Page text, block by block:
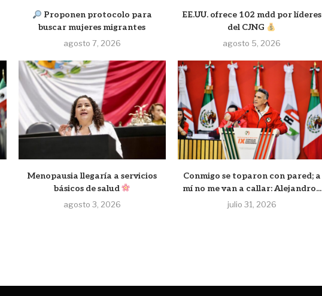
Proponen protocolo para
buscar mujeres migrantes
agosto 7, 2026
EE.UU. ofrece 102 mdd por líderes
del CJNG
agosto 5, 2026
Menopausia llegaría a servicios
básicos de salud
agosto 3, 2026
Conmigo se toparon con pared; a
mí no me van a callar: Alejandro...
julio 31, 2026